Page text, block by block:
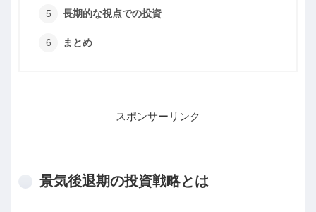
長期的な視点での投資
まとめ
スポンサーリンク
景気後退期の投資戦略とは